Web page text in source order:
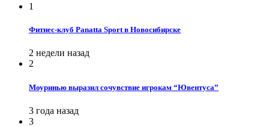
1
Фитнес-клуб Panatta Sport в Новосибирске
2 недели назад
2
Моуринью выразил сочувствие игрокам “Ювентуса”
3 года назад
3